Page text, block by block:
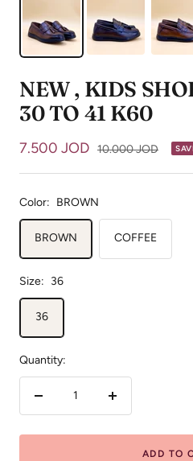
NEW , KIDS
30 TO 41 K60
Sale
price
7.500 JOD Regular
10.000 JOD
Color: BROWN
BROWN COFFEE
Size: 36
36
Quantity:
Increase
ADD TO